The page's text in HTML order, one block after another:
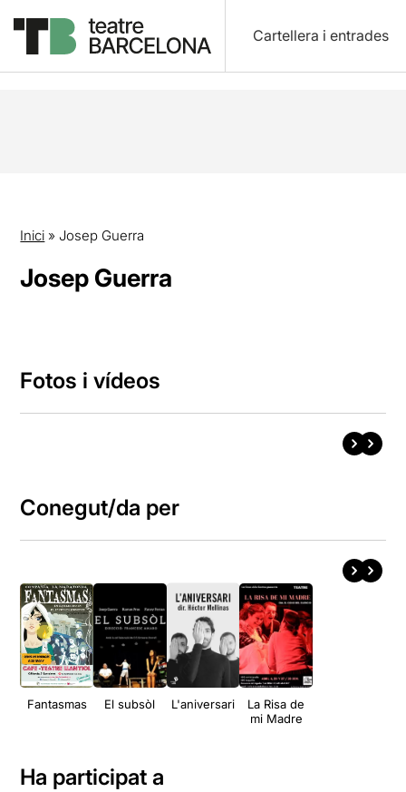
Cartellera i entrades
Inici » Josep Guerra
Josep Guerra
Fotos i vídeos
Conegut/da per
Fantasmas El subsòl L'aniversari
La Risa de
mi Madre
Ha participat a